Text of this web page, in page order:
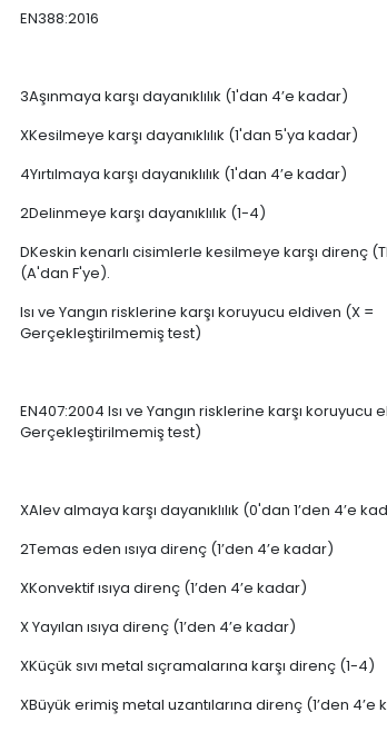
EN388:2016
3Aşınmaya karşı dayanıklılık (1'dan 4’e kadar)
XKesilmeye karşı dayanıklılık (1'dan 5'ya kadar)
4Yırtılmaya karşı dayanıklılık (1'dan 4’e kadar)
2Delinmeye karşı dayanıklılık (1-4)
DKeskin kenarlı cisimlerle kesilmeye karşı direnç
(A'dan F'ye).
Isı ve Yangın risklerine karşı koruyucu eldiven (X =
Gerçekleştirilmemiş test)
EN407:2004 Isı ve Yangın risklerine karşı koruyucu
Gerçekleştirilmemiş test)
XAlev almaya karşı dayanıklılık (0'dan 1’den 4’e
2Temas eden ısıya direnç (1’den 4’e kadar)
XKonvektif ısıya direnç (1’den 4’e kadar)
X Yayılan ısıya direnç (1’den 4’e kadar)
XKüçük sıvı metal sıçramalarına karşı direnç (1-4)
XBüyük erimiş metal uzantılarına direnç (1’den 4’e